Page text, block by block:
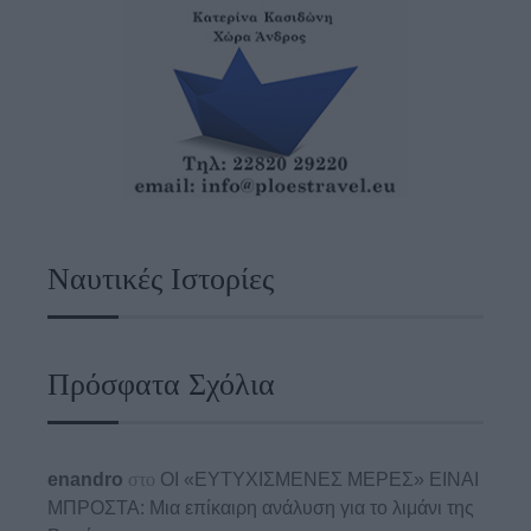
Ναυτικές Ιστορίες
Πρόσφατα Σχόλια
enandro στο ΟΙ «ΕΥΤΥΧΙΣΜΕΝΕΣ ΜΕΡΕΣ» ΕΙΝΑΙ
ΜΠΡΟΣΤΑ: Μια επίκαιρη ανάλυση για το λιμάνι της